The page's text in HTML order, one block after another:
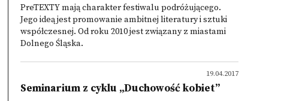
PreTEXTY mają charakter festiwalu podróżującego.
Jego ideą jest promowanie ambitnej literatury i sztuki
współczesnej. Od roku 2010 jest związany z miastami
Dolnego Śląska.
19.04.2017
Seminarium z cyklu „Duchowość kobiet”